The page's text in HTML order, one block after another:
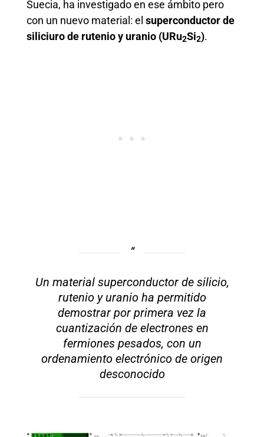
Suecia, ha investigado en ese ámbito pero
con un nuevo material: el superconductor de
siliciuro de rutenio y uranio (URu2Si2).
Un material superconductor de silicio,
rutenio y uranio ha permitido
demostrar por primera vez la
cuantización de electrones en
fermiones pesados, con un
ordenamiento electrónico de origen
desconocido